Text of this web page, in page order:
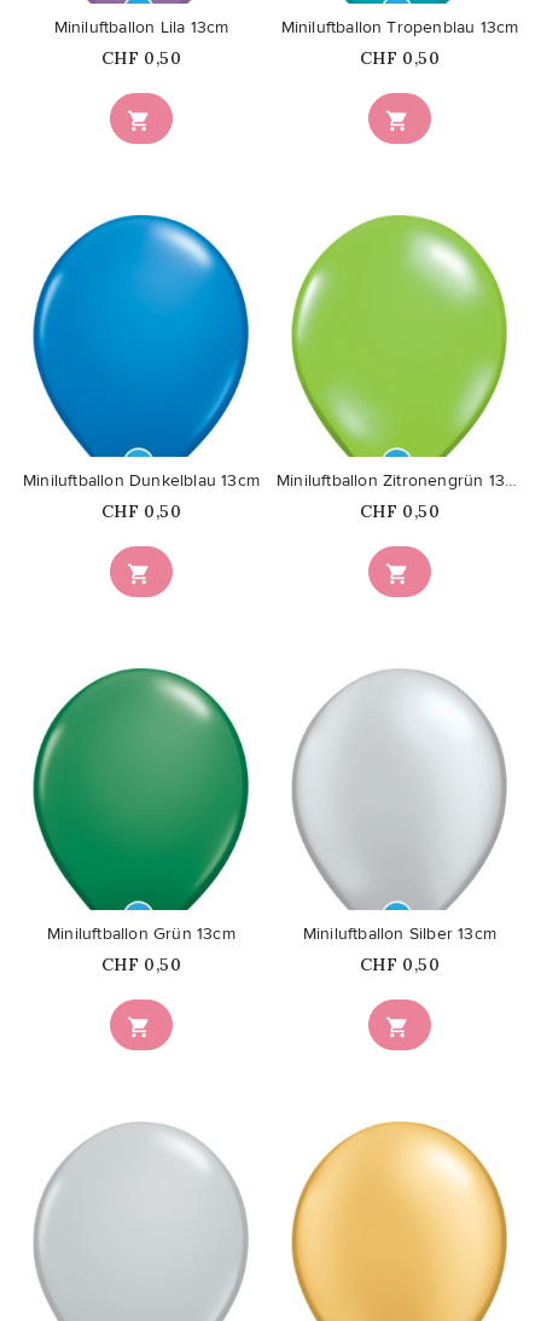

Miniluftballon Lila 13cm
Price
CHF 0,50

Miniluftballon Tropenblau 13cm
Price
CHF 0,50
favorite_border

Miniluftballon Dunkelblau 13cm
Price
CHF 0,50
favorite_border

Miniluftballon Zitronengrün 13cm
Price
CHF 0,50
favorite_border

Miniluftballon Grün 13cm
Price
CHF 0,50
favorite_border

Miniluftballon Silber 13cm
Price
CHF 0,50
favorite_border favorite_border